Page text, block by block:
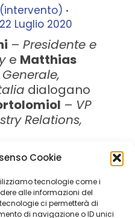
Cookie
tecnologie come i
alle informazioni del
ci permetterà di
di navigazione o ID unici
22 Luglio 2020
– Presidente e
e Matthias
dialogano
– VP
Relations,
a Socio Unico
di Q Future Srl P.I. e